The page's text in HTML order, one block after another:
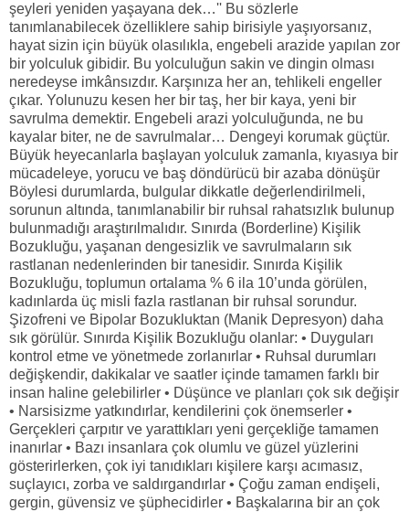
şeyleri yeniden yaşayana dek…'' Bu sözlerle
tanımlanabilecek özelliklere sahip birisiyle yaşıyorsanız,
hayat sizin için büyük olasılıkla, engebeli arazide yapılan zor
bir yolculuk gibidir. Bu yolculuğun sakin ve dingin olması
neredeyse imkânsızdır. Karşınıza her an, tehlikeli engeller
çıkar. Yolunuzu kesen her bir taş, her bir kaya, yeni bir
savrulma demektir. Engebeli arazi yolculuğunda, ne bu
kayalar biter, ne de savrulmalar… Dengeyi korumak güçtür.
Büyük heyecanlarla başlayan yolculuk zamanla, kıyasıya bir
mücadeleye, yorucu ve baş döndürücü bir azaba dönüşür
Böylesi durumlarda, bulgular dikkatle değerlendirilmeli,
sorunun altında, tanımlanabilir bir ruhsal rahatsızlık bulunup
bulunmadığı araştırılmalıdır. Sınırda (Borderline) Kişilik
Bozukluğu, yaşanan dengesizlik ve savrulmaların sık
rastlanan nedenlerinden bir tanesidir. Sınırda Kişilik
Bozukluğu, toplumun ortalama % 6 ila 10’unda görülen,
kadınlarda üç misli fazla rastlanan bir ruhsal sorundur.
Şizofreni ve Bipolar Bozukluktan (Manik Depresyon) daha
sık görülür. Sınırda Kişilik Bozukluğu olanlar: • Duyguları
kontrol etme ve yönetmede zorlanırlar • Ruhsal durumları
değişkendir, dakikalar ve saatler içinde tamamen farklı bir
insan haline gelebilirler • Düşünce ve planları çok sık değişir
• Narsisizme yatkındırlar, kendilerini çok önemserler •
Gerçekleri çarpıtır ve yarattıkları yeni gerçekliğe tamamen
inanırlar • Bazı insanlara çok olumlu ve güzel yüzlerini
gösterirlerken, çok iyi tanıdıkları kişilere karşı acımasız,
suçlayıcı, zorba ve saldırgandırlar • Çoğu zaman endişeli,
gergin, güvensiz ve şüphecidirler • Başkalarına bir an çok